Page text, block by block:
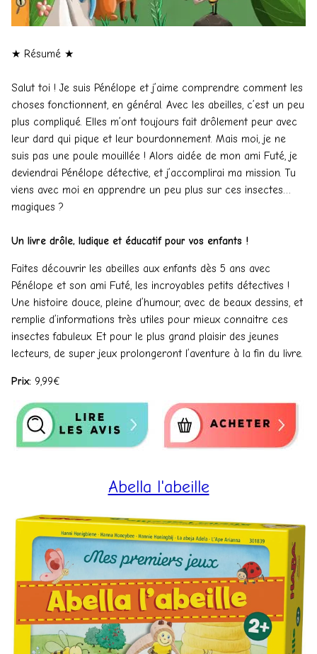
★ Résumé ★
Salut toi ! Je suis Pénélope et j’aime comprendre comment les
choses fonctionnent, en général. Avec les abeilles, c’est un peu
plus compliqué. Elles m’ont toujours fait drôlement peur avec
leur dard qui pique et leur bourdonnement. Mais moi, je ne
suis pas une poule mouillée ! Alors aidée de mon ami Futé, je
deviendrai Pénélope détective, et j’accomplirai ma mission. Tu
viens avec moi en apprendre un peu plus sur ces insectes…
magiques ?
Un livre drôle, ludique et éducatif pour vos enfants !
Faites découvrir les abeilles aux enfants dès 5 ans avec
Pénélope et son ami Futé, les incroyables petits détectives !
Une histoire douce, pleine d’humour, avec de beaux dessins, et
remplie d’informations très utiles pour mieux connaitre ces
insectes fabuleux. Et pour le plus grand plaisir des jeunes
lecteurs, de super jeux prolongeront l’aventure à la fin du livre.
Prix: 9,99€
Abella l'abeille